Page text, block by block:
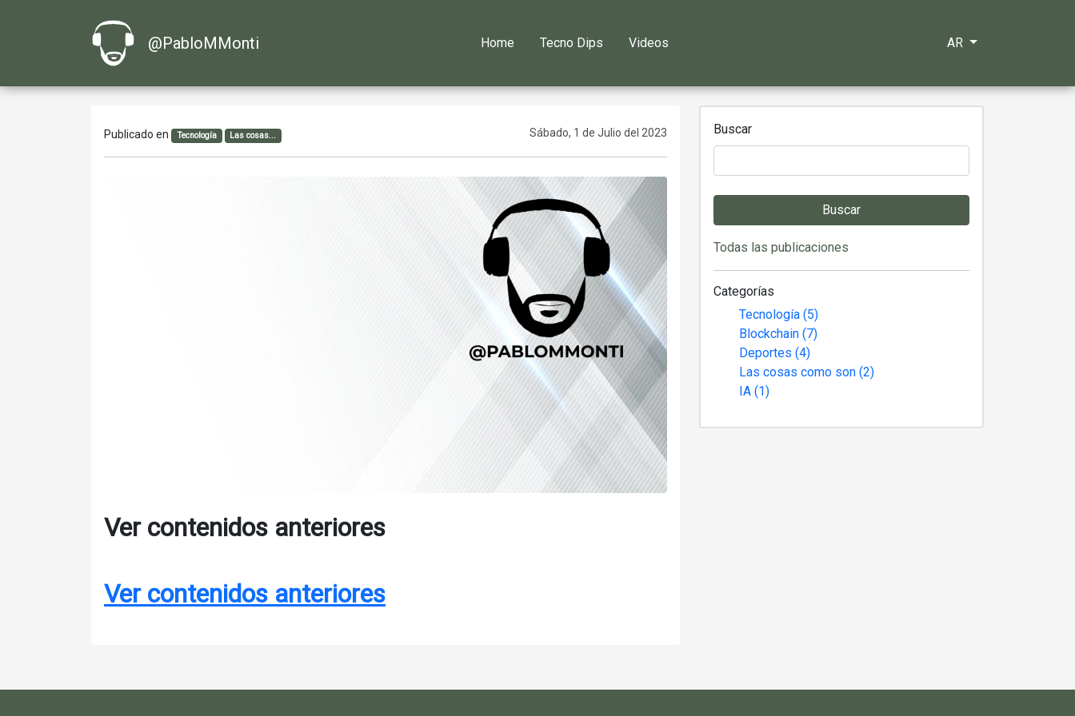
@PabloMMonti Home Tecno Dips Videos AR
Publicado en Tecnología Las cosas... Sábado, 1 de Julio del 2023
Ver contenidos anteriores
Ver contenidos anteriores
Buscar
Buscar
Todas las publicaciones
Categorías
Tecnología (5)
Blockchain (7)
Deportes (4)
Las cosas como son (2)
IA (1)